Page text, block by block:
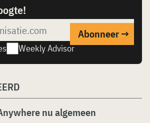
Weekly Advisor
nu algemeen